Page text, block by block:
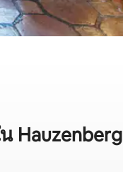
Hauzenberg